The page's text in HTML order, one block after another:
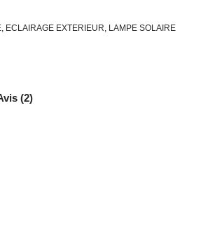
, ECLAIRAGE EXTERIEUR, LAMPE SOLAIRE
(2)